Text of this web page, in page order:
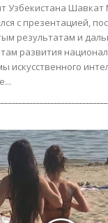
Узбекистана Шавкат
с презентацией,
результатам и
развития
искусственного